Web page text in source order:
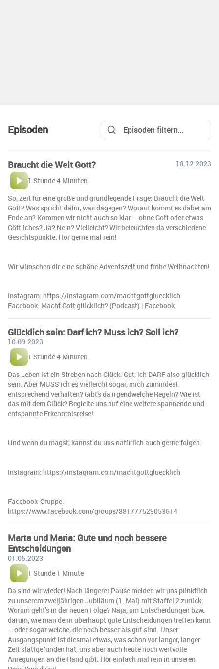
Episoden
Braucht die Welt Gott?
18.12.2023
1 Stunde 4 Minuten
So, Zeit für eine große und grundlegende Frage: Braucht die Welt
Gott? Was spricht dafür, was dagegen? Worauf kommt es dabei am
Ende an? Kommen wir nicht auch so klar – ohne Gott oder etwas
Göttliches? Ja? Nein? Vielleicht? Wir beleuchten da verschiedene
Gesichtspunkte. Hör gerne mal rein!
Wir wünschen dir eine schöne Adventszeit und frohe Weihnachten!
Instagram: https://instagram.com/machtgottgluecklich
Facebook: Macht Gott glücklich? (Podcast) | Facebook
Glücklich sein: Darf ich? Muss ich? Soll ich?
10.09.2023
1 Stunde 4 Minuten
Das Leben ist ein Streben nach Glück. Gut, ich DARF also glücklich
sein. Aber MUSS ich es vielleicht sogar, mich zumindest
entsprechend verhalten? Gibt's da irgendwelche Regeln? Wie ist
das mit dem Glück? Begleite uns auf eine weitere spannende und
entspannte Erkenntnisreise!
Und wenn du magst, kannst du uns natürlich auch gerne folgen:
Instagram: https://instagram.com/machtgottgluecklich
Facebook-Gruppe:
https://www.facebook.com/groups/881777529053614
Marta und Maria: Gute und noch bessere
Entscheidungen
01.05.2023
1 Stunde 1 Minute
Da sind wir wieder! Nach längerer Pause melden wir uns pünktlich
zu unserem zweijährigen Jubiläum (1. Mai) mit Staffel 2 zurück.
Worum geht’s in der neuen Folge? Naja, um Entscheidungen bzw.
darum, wie man denn überhaupt gute Entscheidungen treffen kann
– oder sogar welche, die noch besser als gut sind. Unser
Ausgangspunkt ist diesmal etwas, was schon vor langer, langer
Zeit stattgefunden hat, uns aber auch heute noch wertvolle
Anregungen an die Hand gibt. Hör einfach mal rein in unseren